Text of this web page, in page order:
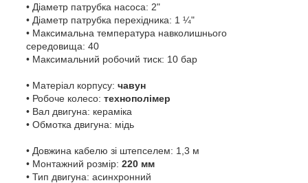
• Діаметр патрубка насоса: 2"
• Діаметр патрубка перехідника: 1 ¼"
• Максимальна температура навколишнього
середовища: 40
• Максимальний робочий тиск: 10 бар
• Матеріал корпусу: чавун
• Робоче колесо: технополімер
• Вал двигуна: кераміка
• Обмотка двигуна: мідь
• Довжина кабелю зі штепселем: 1,3 м
• Монтажний розмір: 220 мм
• Тип двигуна: асинхронний